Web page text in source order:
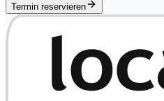
Termin reservieren